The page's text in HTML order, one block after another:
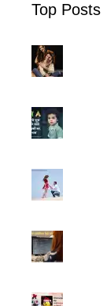
Top Posts